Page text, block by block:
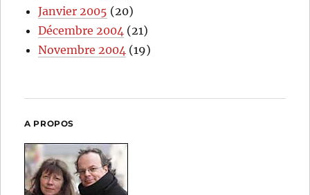
Janvier 2005 (20)
Décembre 2004 (21)
Novembre 2004 (19)
A PROPOS